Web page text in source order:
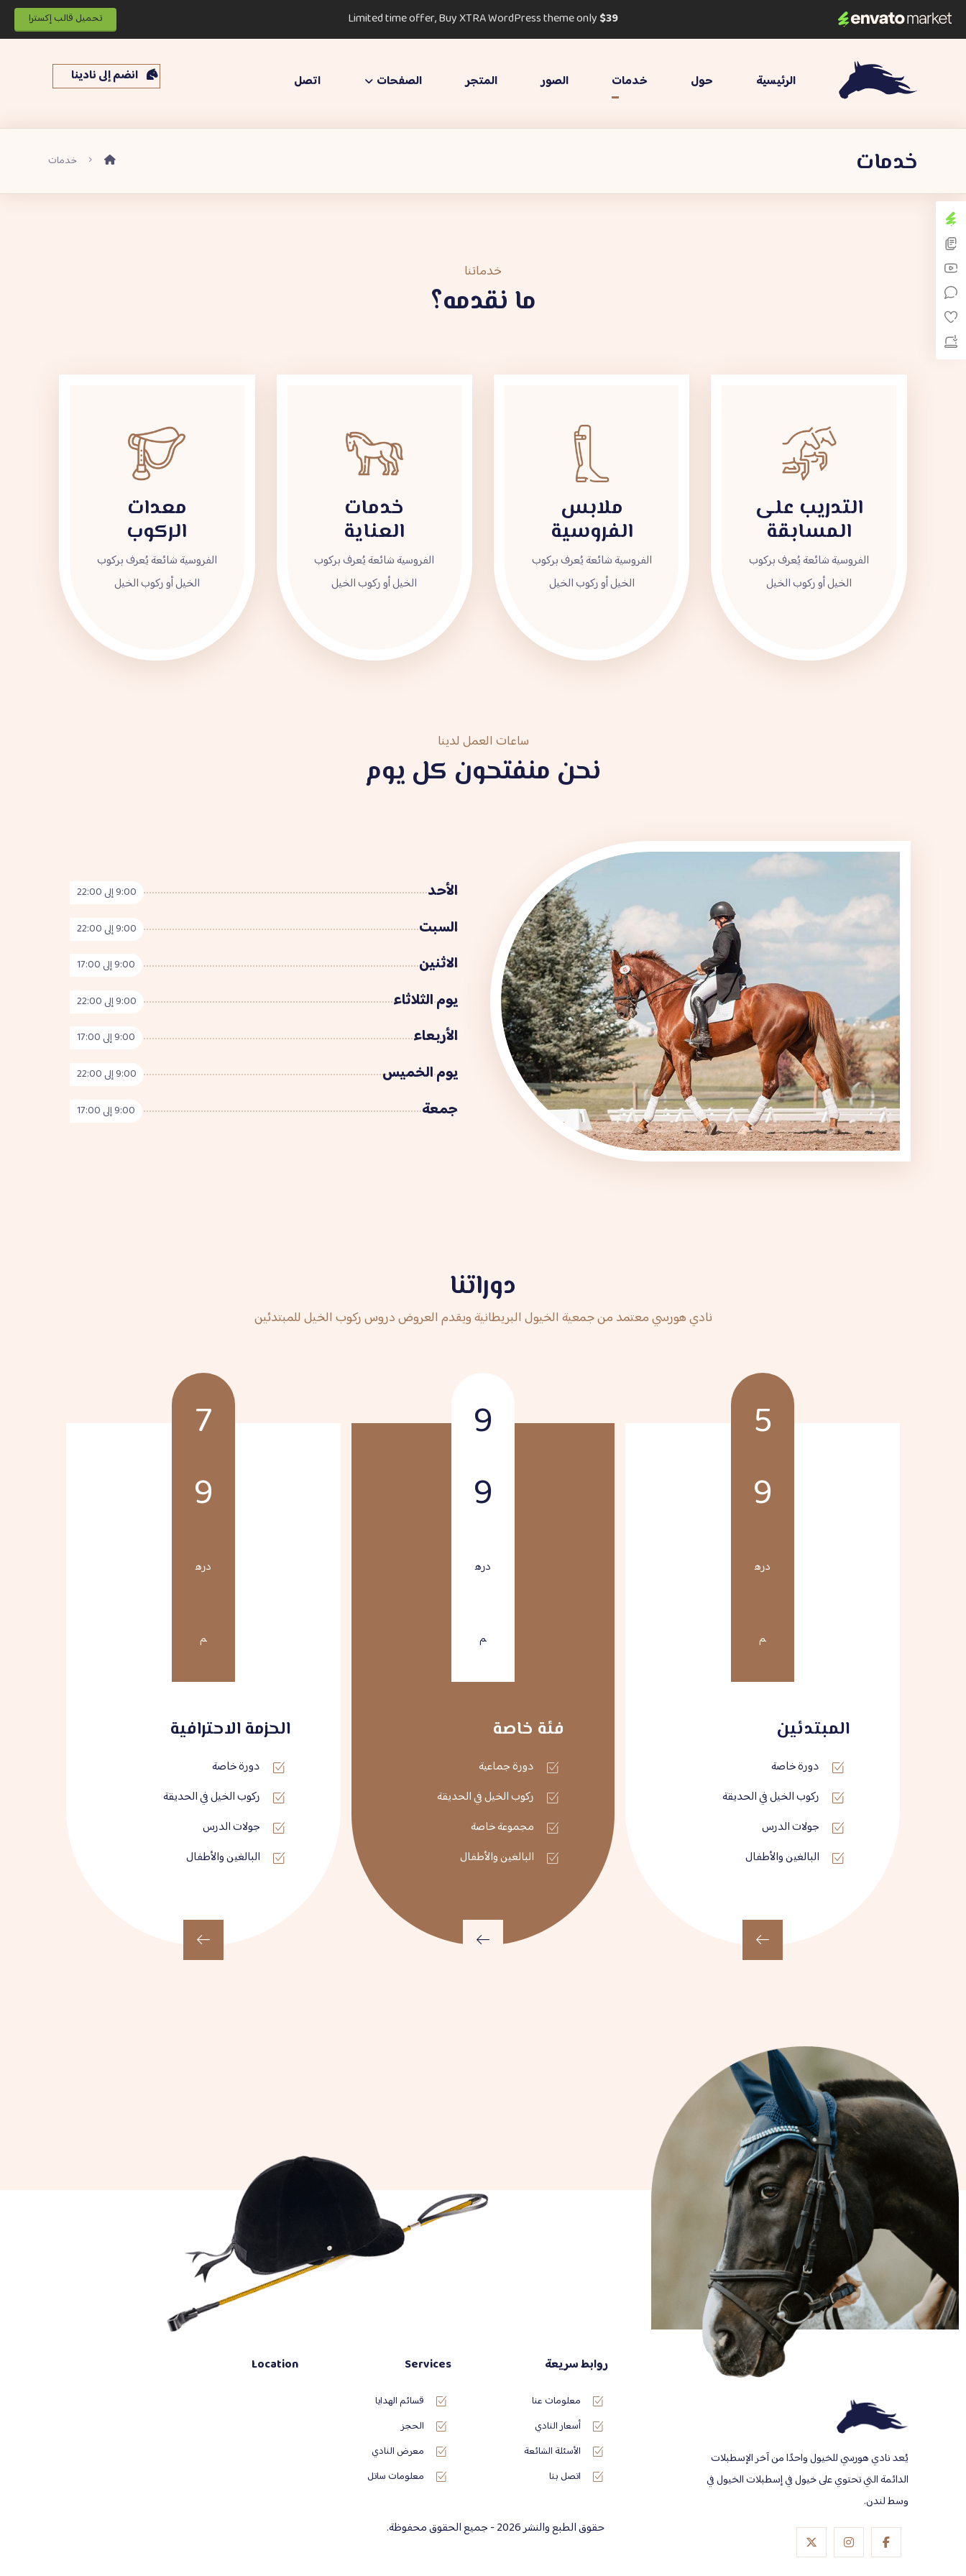
Limited time offer, Buy XTRA WordPress theme only$39 تحميل قالب إكسترا
الرئيسية حول خدمات الصور المتجر الصفحات اتصل انضم إلى نادينا
خدمات خدمات
خدماتنا
ما نقدمه؟
التدريب على
المسابقة
الفروسية شائعة يُعرف بركوب
الخيل أو ركوب الخيل
ملابس
الفروسية
الفروسية شائعة يُعرف بركوب
الخيل أو ركوب الخيل
خدمات
العناية
الفروسية شائعة يُعرف بركوب
الخيل أو ركوب الخيل
معدات
الركوب
الفروسية شائعة يُعرف بركوب
الخيل أو ركوب الخيل
ساعات العمل لدينا
نحن منفتحون كل يوم
الأحد 9:00 إلى 22:00
السبت 9:00 إلى 22:00
الاثنين 9:00 إلى 17:00
يوم الثلاثاء 9:00 إلى 22:00
الأربعاء 9:00 إلى 17:00
يوم الخميس 9:00 إلى 22:00
جمعة 9:00 إلى 17:00
دوراتنا
نادي هورسي معتمد من جمعية الخيول البريطانية ويقدم العروض دروس ركوب الخيل للمبتدئين
5
9
دره
م
المبتدئين
دورة خاصة
ركوب الخيل في الحديقة
جولات الدرس
البالغين والأطفال
9
9
دره
م
فئة خاصة
دورة جماعية
ركوب الخيل في الحديقة
مجموعة خاصة
البالغين والأطفال
7
9
دره
م
الحزمة الاحترافية
دورة خاصة
ركوب الخيل في الحديقة
جولات الدرس
البالغين والأطفال
يُعد نادي هورسي للخيول واحدًا من آخر الإسطبلات
الدائمة التي تحتوي على خيول في إسطبلات الخيول في
وسط لندن.
روابط سريعة
معلومات عنا
أسعار النادي
الأسئلة الشائعة
اتصل بنا
Services
قسائم الهدايا
الحجز
معرض النادي
معلومات ساتل
Location
حقوق الطبع والنشر 2026 - جميع الحقوق محفوظة.